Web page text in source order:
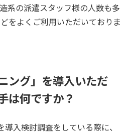
系の派遣スタッフ様の人数も多
をよくご利用いただいておりま
ング」を導入いただ
は何ですか？
入検討調査をしている際に、